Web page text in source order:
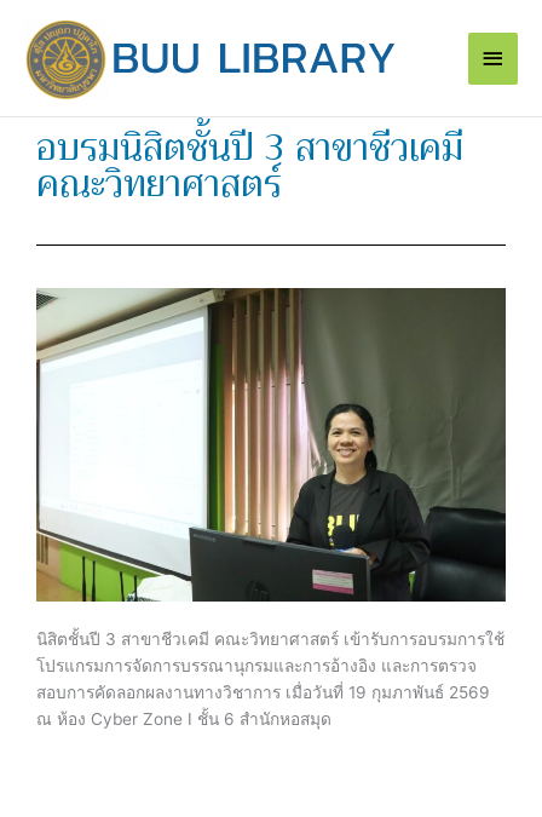
content
Main
อบรมนิสิตชั้นปี 3 สาขาชีวเคมี
คณะวิทยาศาสตร์
นิสิตชั้นปี 3 สาขาชีวเคมี คณะวิทยาศาสตร์ เข้ารับการอบรมการใช้
โปรแกรมการจัดการบรรณานุกรมและการอ้างอิง และการตรวจ
สอบการคัดลอกผลงานทางวิชาการ เมื่อวันที่ 19 กุมภาพันธ์ 2569
ณ ห้อง Cyber Zone I ชั้น 6 สำนักหอสมุด